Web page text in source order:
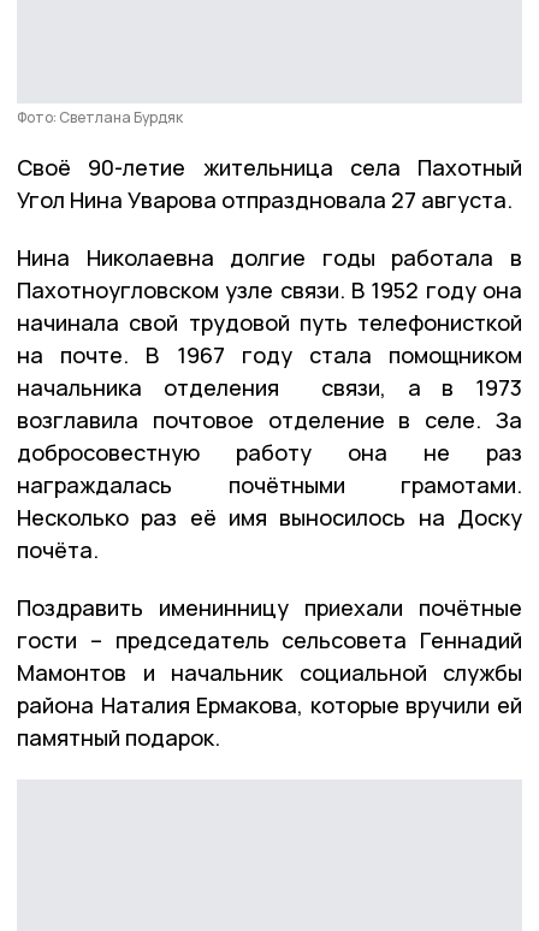
Фото: Светлана Бурдяк
Своё 90-летие жительница села Пахотный
Угол Нина Уварова отпраздновала 27 августа.
Нина Николаевна долгие годы работала в
Пахотноугловском узле связи. В 1952 году она
начинала свой трудовой путь телефонисткой
на почте. В 1967 году стала помощником
начальника отделения связи, а в 1973
возглавила почтовое отделение в селе. За
добросовестную работу она не раз
награждалась почётными грамотами.
Несколько раз её имя выносилось на Доску
почёта.
Поздравить именинницу приехали почётные
гости – председатель сельсовета Геннадий
Мамонтов и начальник социальной службы
района Наталия Ермакова, которые вручили ей
памятный подарок.